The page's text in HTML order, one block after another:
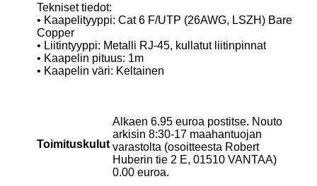
Tekniset tiedot:
• Kaapelityyppi: Cat 6 F/UTP (26AWG, LSZH) Bare
Copper
• Liitintyyppi: Metalli RJ-45, kullatut liitinpinnat
• Kaapelin pituus: 1m
• Kaapelin väri: Keltainen
Toimituskulut
Alkaen 6.95 euroa postitse. Nouto
arkisin 8:30-17 maahantuojan
varastolta (osoitteesta Robert
Huberin tie 2 E, 01510 VANTAA)
0.00 euroa.